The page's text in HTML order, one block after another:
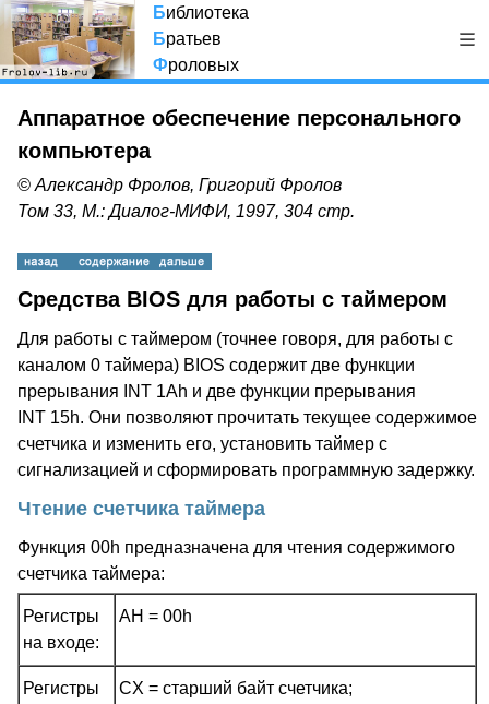
Библиотека
Братьев
Фроловых
Аппаратное обеспечение персонального
компьютера
© Александр Фролов, Григорий Фролов
Том 33, М.: Диалог-МИФИ, 1997, 304 стр.
Средства BIOS для работы с таймером
Для работы с таймером (точнее говоря, для работы с
каналом 0 таймера) BIOS содержит две функции
прерывания INT 1Ah и две функции прерывания
INT 15h. Они позволяют прочитать текущее содержимое
счетчика и изменить его, установить таймер с
сигнализацией и сформировать программную задержку.
Чтение счетчика таймера
Функция 00h предназначена для чтения содержимого
счетчика таймера:
Регистры
на входе:
AH = 00h
Регистры
CX = старший байт счетчика;